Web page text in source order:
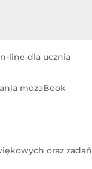
line dla ucznia
mozaBook
oraz zadań